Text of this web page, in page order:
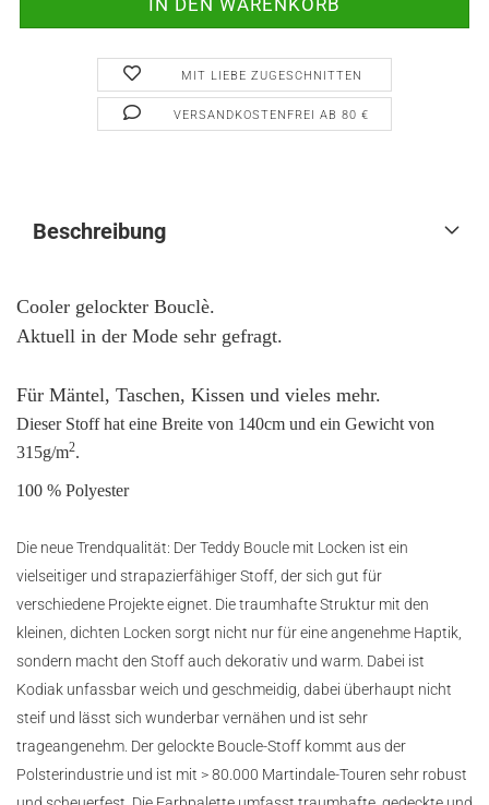
MIT LIEBE ZUGESCHNITTEN
VERSANDKOSTENFREI AB 80 €
Beschreibung
Cooler gelockter Bouclè.
Aktuell in der Mode sehr gefragt.
Für Mäntel, Taschen, Kissen und vieles mehr.
Dieser Stoff hat eine Breite von 140cm und ein Gewicht von
315g/m2.
100 % Polyester
Die neue Trendqualität: Der Teddy Boucle mit Locken ist ein
vielseitiger und strapazierfähiger Stoff, der sich gut für
verschiedene Projekte eignet. Die traumhafte Struktur mit den
kleinen, dichten Locken sorgt nicht nur für eine angenehme Haptik,
sondern macht den Stoff auch dekorativ und warm. Dabei ist
Kodiak unfassbar weich und geschmeidig, dabei überhaupt nicht
steif und lässt sich wunderbar vernähen und ist sehr
trageangenehm. Der gelockte Boucle-Stoff kommt aus der
Polsterindustrie und ist mit > 80.000 Martindale-Touren sehr robust